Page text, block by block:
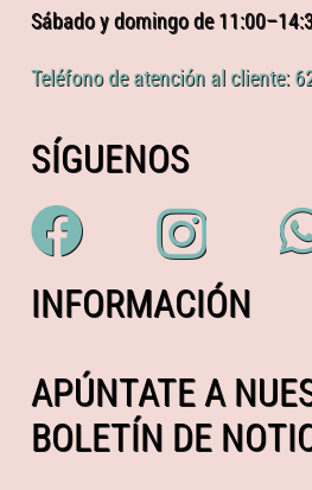
Sábado y domingo de
Teléfono de atención al cliente:
SÍGUENOS
INFORMACIÓN
APÚNTATE A
BOLETÍN DE